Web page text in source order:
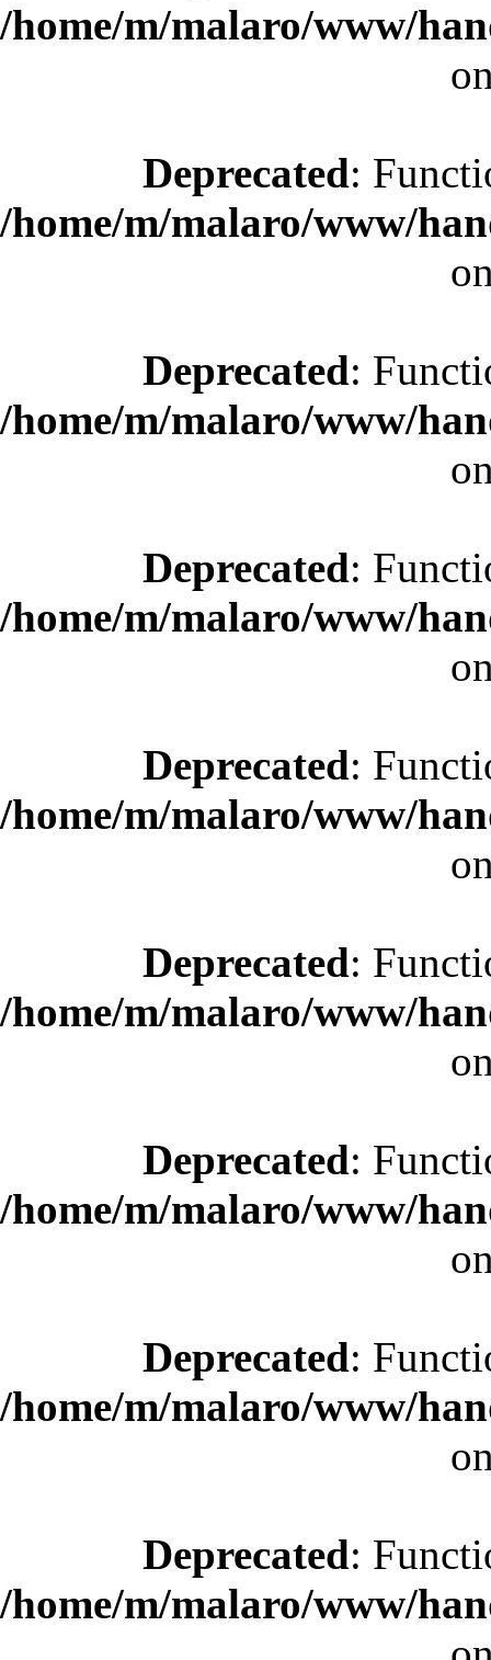
/home/m/malaro/www/
Deprecated:
/home/m/malaro/www/
Deprecated:
/home/m/malaro/www/
Deprecated:
/home/m/malaro/www/
Deprecated:
/home/m/malaro/www/
Deprecated:
/home/m/malaro/www/
Deprecated:
/home/m/malaro/www/
Deprecated:
/home/m/malaro/www/
Deprecated:
/home/m/malaro/www/